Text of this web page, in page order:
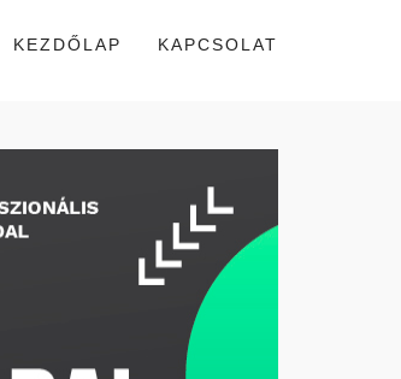
KEZDŐLAP KAPCSOLAT